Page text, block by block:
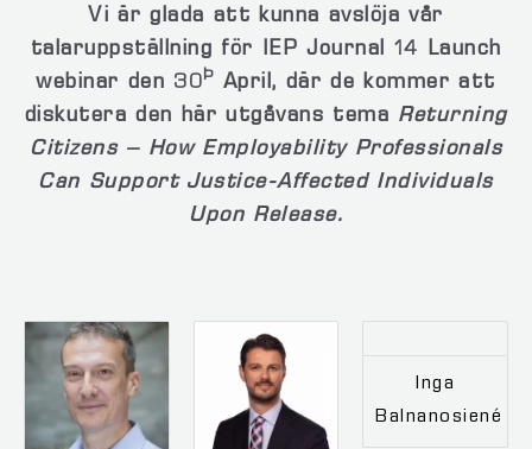
Vi är glada att kunna avslöja vår
talaruppställning för IEP Journal 14 Launch
webinar den 30Þ
April, där de kommer att
diskutera den här utgåvans tema Returning
Citizens – How Employability Professionals
Can Support Justice-Affected Individuals
Upon Release.
Inga
Balnanosiené